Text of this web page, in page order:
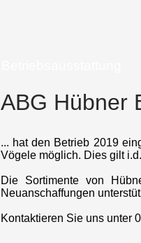
ABG Hübner
... hat den Betrieb 2019
Vögele möglich. Dies gilt
Die Sortimente von
Neuanschaffungen
Kontaktieren Sie uns unter